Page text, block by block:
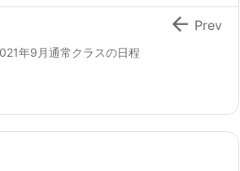
年9月通常クラスの日程
 Prev